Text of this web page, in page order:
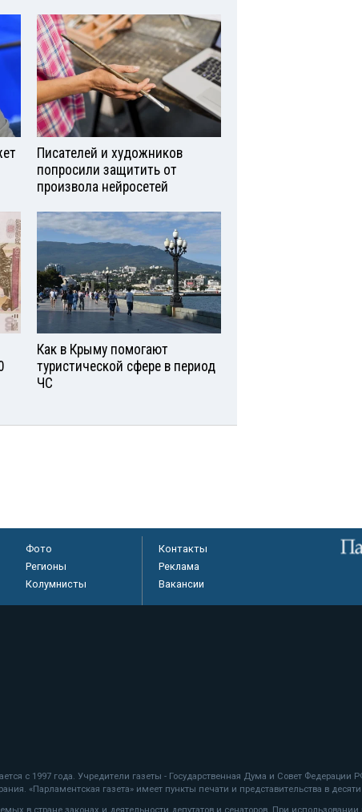
Писателей и художников
попросили защитить от
произвола нейросетей
Как в Крыму помогают
туристической сфере в период
ЧС
Фото
Регионы
Колумнисты
Контакты
Реклама
Вакансии
с 1997 года. Учредители газеты - Государственная Дума и Совет Федерации
«Парламентская газета» имеет пункты печати и представительства в